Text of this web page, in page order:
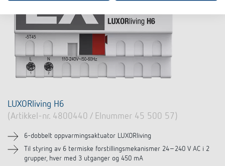
LUXORliving H6
(Artikkel-nr. 4800440 / Elnummer 45 500 57)
6-dobbelt oppvarmingsaktuator LUXORliving
Til styring av 6 termiske forstillingsmekanismer 24–240 V AC i 2
grupper, hver med 3 utganger og 450 mA